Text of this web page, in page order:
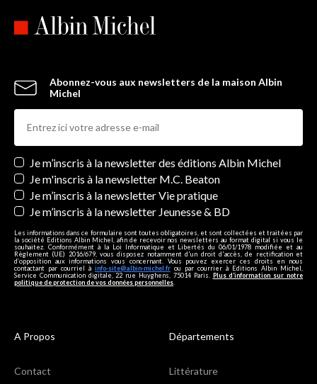
Abonnez-vous aux newsletters de la maison Albin
Michel
Newsletters
Je m’inscris à la newsletter des éditions Albin Michel
Je m'inscris à la newsletter M.C. Beaton
Je m’inscris à la newsletter Vie pratique
Je m’inscris à la newsletter Jeunesse & BD
Les informations dans ce formulaire sont toutes obligatoires, et sont collectées et traitées par
la société Editions Albin Michel, afin de recevoir nos newsletters au format digital si vous le
souhaitez. Conformément à la Loi Informatique et Libertés du 06/01/1978 modifiée et au
Règlement (UE) 2016/679, vous disposez notamment d'un droit d'accès, de rectification et
d’opposition aux informations vous concernant. Vous pouvez exercer ces droits en nous
contactant par courriel à info-site@albin-michel.fr ou par courrier à Editions Albin Michel,
Service Communication digitale, 22 rue Huyghens, 75014 Paris. Plus d’information sur notre
politique de protection de vos données personnelles
A Propos
Contact
Départements
Littérature